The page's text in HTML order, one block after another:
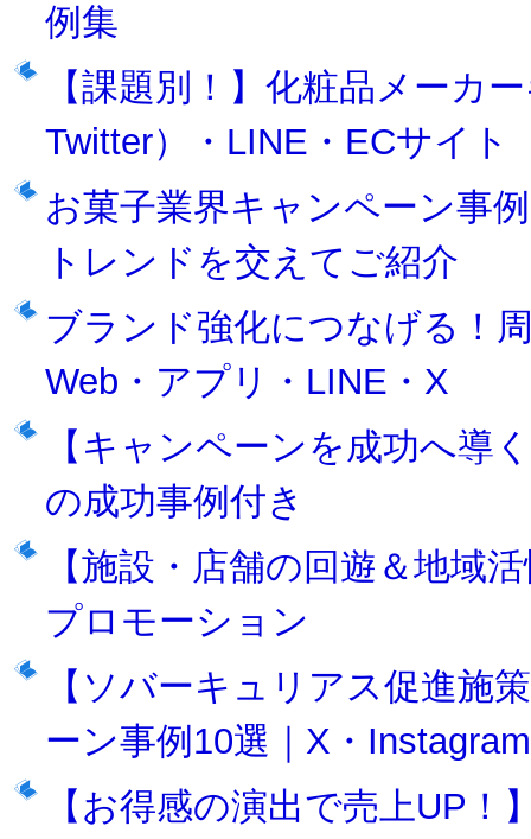
例集
【課題別！】化粧品メーカ
Twitter）・LINE・ECサイト
お菓子業界キャンペーン事
トレンドを交えてご紹介
ブランド強化につなげる！
Web・アプリ・LINE・X
【キャンペーンを成功へ導
の成功事例付き
【施設・店舗の回遊＆地域
プロモーション
【ソバーキュリアス促進施
ーン事例10選｜X・
【お得感の演出で売上UP